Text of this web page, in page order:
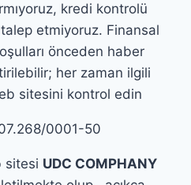
kredi kontrolü
etmiyoruz. Finansal
önceden haber
her zaman ilgili
sitesini kontrol edin
0001-50
sitesi UDC COMPHANY